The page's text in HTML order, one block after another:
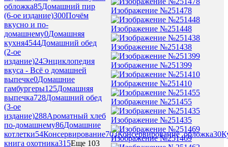
обложка85Домашний пир
(6-ое издание)300Почём
вкусно и по-
домашнему0Домашняя
кухня4544Домашний обед
(2-ое
издание)24Энциклопедия
вкуса - Всё о домашней
выпечке0Домашние
гамбургеры125Домашняя
выпечка728Домашний обед
(3-ое
издание)288Ароматный хлеб
по-домашнему86Домашние
котлетки54Консервирование703Консервирование_обложка30
книга охотника315Еще 103
Изображение №251478
Изображение №251448
Изображение №251438
Изображение №251399
Изображение №251410
Изображение №251455
Изображение №251435
Изображение №251469